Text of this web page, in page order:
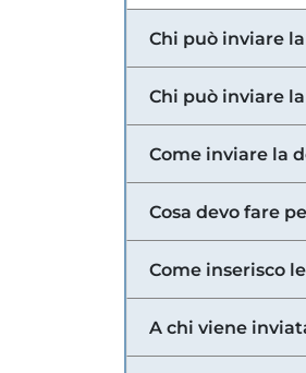
Chi può inviare
Chi può inviare
Come inviare la
Cosa devo fare
Come inserisco
A chi viene